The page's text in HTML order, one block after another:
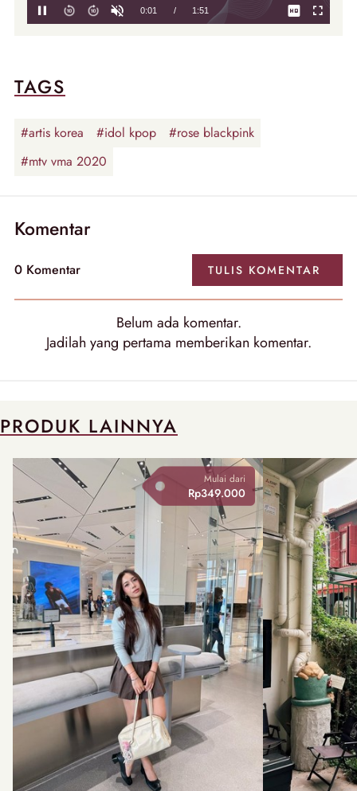
TAGS
#artis korea #idol kpop
#rose blackpink
#mtv vma 2020
Komentar
0 Komentar TULIS KOMENTAR
Belum ada komentar.
Jadilah yang pertama memberikan komentar.
PRODUK LAINNYA
Mulai dari
Rp349.000